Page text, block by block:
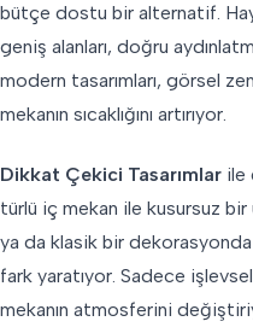
bütçe dostu bir alternatif.
geniş alanları, doğru
modern tasarımları, görsel
mekanın sıcaklığını artırıyor.
Dikkat Çekici Tasarımlar ile
türlü iç mekan ile kusursuz
ya da klasik bir dekorasyonda
fark yaratıyor. Sadece
mekanın atmosferini